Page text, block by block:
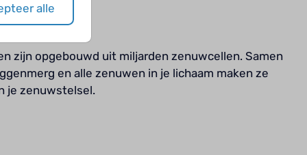
zijn opgebouwd uit miljarden zenuwcellen. Samen
en alle zenuwen in je lichaam maken ze
je zenuwstelsel.
alle